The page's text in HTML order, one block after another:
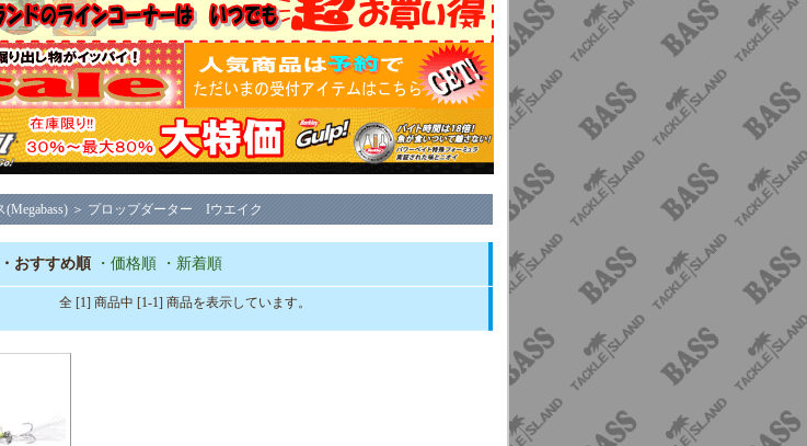
(Megabass) ＞ プロップダーター Iウエイク
・おすすめ順 ・価格順 ・新着順
全 [1] 商品中 [1-1] 商品を表示しています。